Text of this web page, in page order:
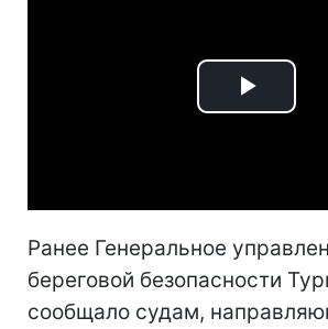
Play
Ранее Генеральное
береговой безопасности
сообщало судам,